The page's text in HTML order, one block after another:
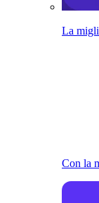
La
Con la